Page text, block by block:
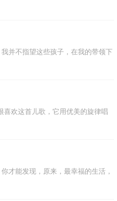
并不指望这些孩子，在我的带领下
欢这首儿歌，它用优美的旋律唱
才能发现，原来，最幸福的生活，